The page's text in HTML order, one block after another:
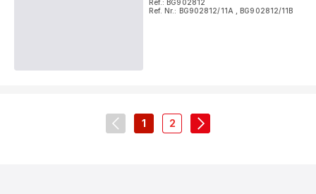
Ref.: BG902812
Ref. Nr.: BG902812/11A
BG902812/11B
navigation.pagination.actions.prev
1-
2
-